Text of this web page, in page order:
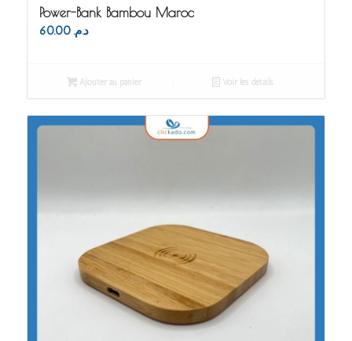
Power-Bank Bambou Maroc
د.م. 60.00
Ajouter au panier Voir les détails